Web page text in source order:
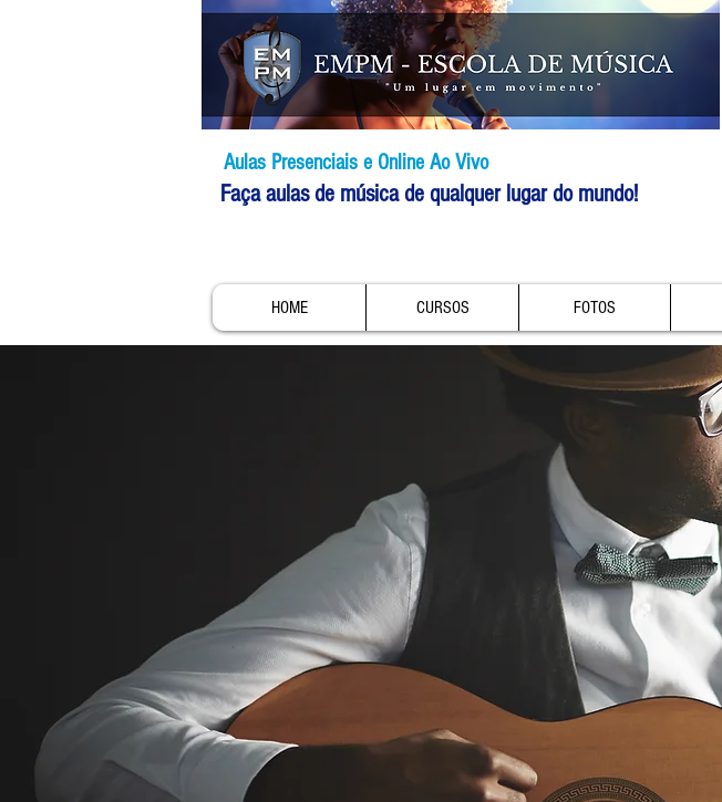
Aulas Presenciais e Online Ao Vivo
Faça aulas de música de qualquer lugar do mundo!
HOME CURSOS FOTOS